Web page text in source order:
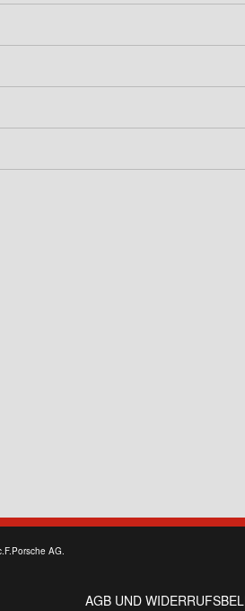
AG.
AGB UND